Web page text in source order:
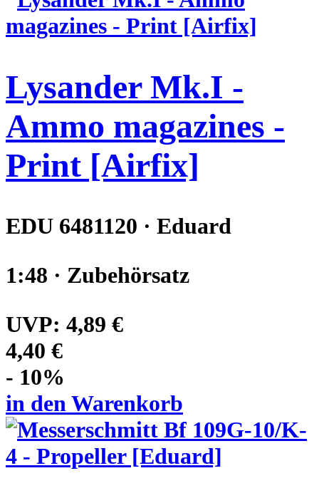
Lysander Mk.I -
Ammo magazines -
Print [Airfix]
EDU 6481120 · Eduard
1:48 · Zubehörsatz
UVP: 4,89 €
4,40 €
- 10%
in den Warenkorb